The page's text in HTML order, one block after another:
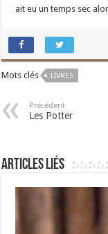
ait eu un temps sec
Mots clés LIVRES
Précédent
Les Potter
Articles liés